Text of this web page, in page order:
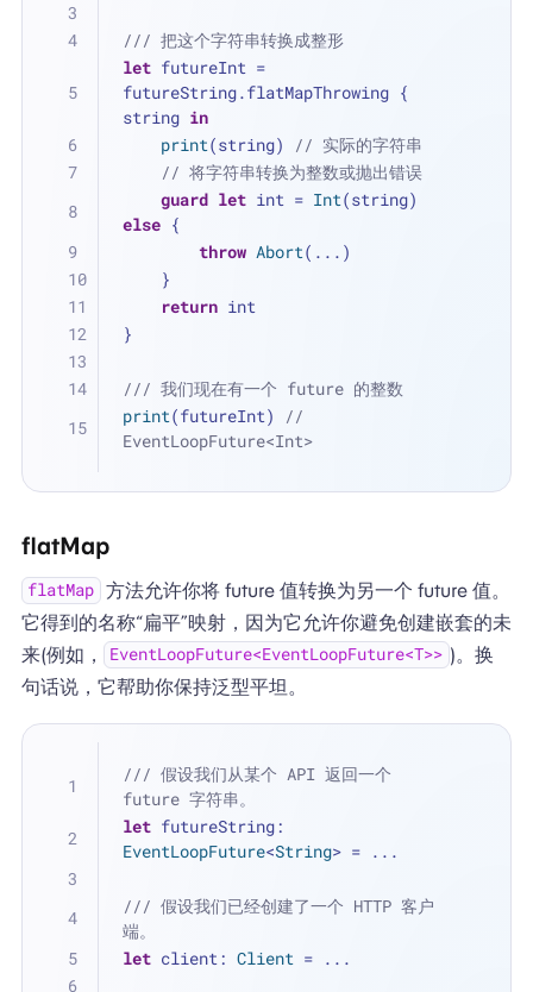
/// 把这个字符串转换成整形
let futureInt =
futureString.flatMapThrowing {
string in
print(string) // 实际的字符串
// 将字符串转换为整数或抛出错误
guard let int = Int
else {
throw Abort( ... )
    }
return int
}
/// 我们现在有一个 future 的整数
print(futureInt) //
EventLoopFuture<Int>
flatMap
flatMap 方法允许你将 future 值转换为另一个 future 值。
它得到的名称“扁平”映射，因为它允许你避免创建嵌套的未
来(例如，
EventLoopFuture<EventLoopFuture<T>> )。换
句话说，它帮助你保持泛型平坦。
/// 假设我们从某个 API 返回一个
future 字符串。
let
EventLoopFuture<String> = ...
/// 假设我们已经创建了一个 HTTP 客户
端。
let client: Client = ...